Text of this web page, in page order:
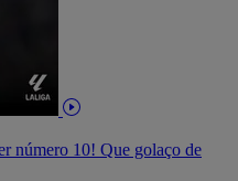
número 10! Que golaço de